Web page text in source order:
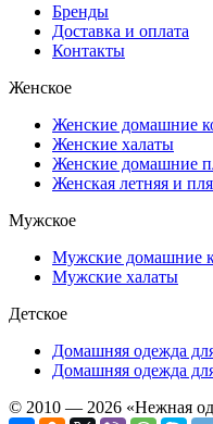
Бренды
Доставка и оплата
Контакты
Женское
Женские домашние
Женские халаты
Женские домашние
Женская летняя и
Мужское
Мужские домашние
Мужские халаты
Детское
Домашняя одежда
Домашняя одежда
© 2010 — 2026 «Нежная